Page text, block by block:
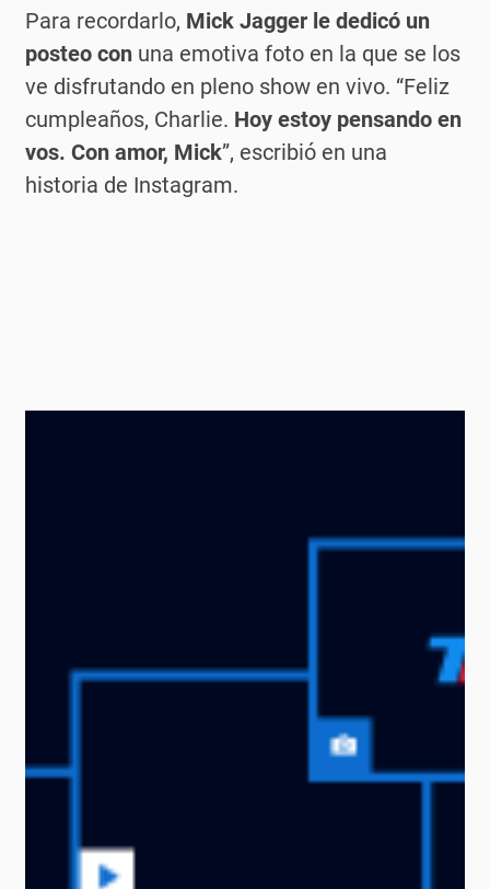
Para recordarlo, Mick Jagger le dedicó un
posteo con una emotiva foto en la que se los
ve disfrutando en pleno show en vivo. “Feliz
cumpleaños, Charlie. Hoy estoy pensando en
vos. Con amor, Mick”, escribió en una
historia de Instagram.